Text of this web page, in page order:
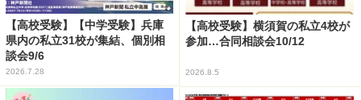
【高校受験】【中学受験】兵庫
県内の私立31校が集結、個別相
談会9/6
2026.7.28
【高校受験】横須賀の私立4校が
参加…合同相談会10/12
2026.8.5